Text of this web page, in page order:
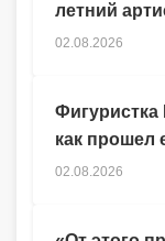
летний
02.08.2026
Фигуристка
как прошел
02.08.2026